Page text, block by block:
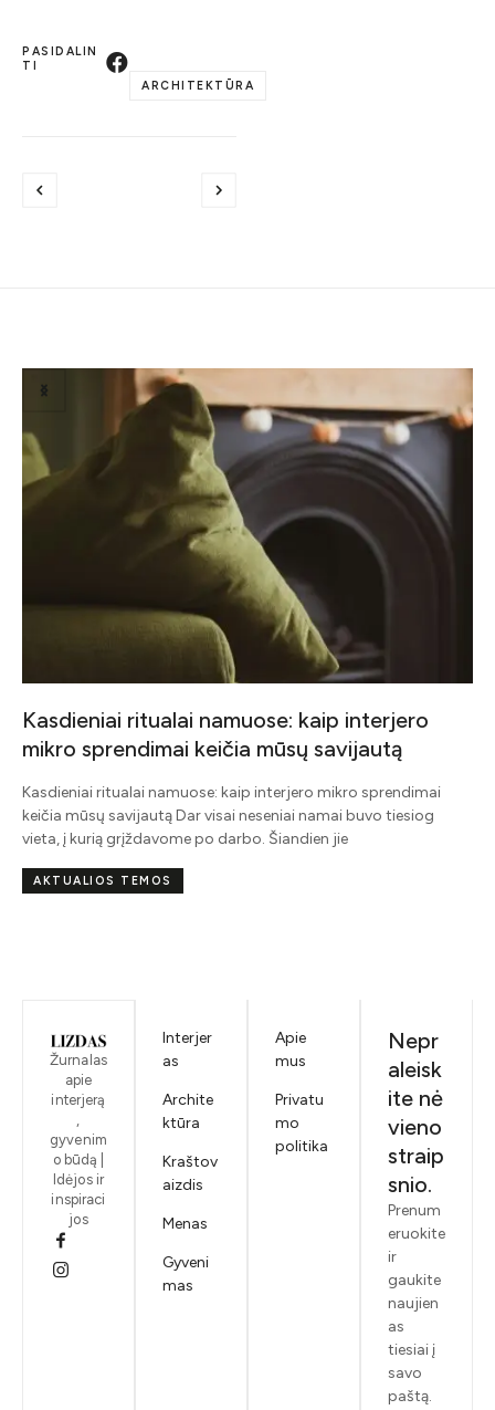
PASIDALIN
TI
ARCHITEKTŪRA
tiesiog
Žurnalas
apie
interjerą
,
gyvenim
o būdą |
Idėjos ir
inspiraci
jos
Interjer
as
Archite
ktūra
Kraštov
aizdis
Menas
Gyveni
mas
Apie
mus
Privatu
mo
politika
Nepr
aleisk
ite nė
vieno
straip
snio.
Prenum
eruokite
ir
gaukite
naujien
as
tiesiai į
savo
paštą.